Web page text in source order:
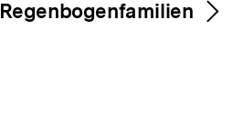
Regenbogenfamilien